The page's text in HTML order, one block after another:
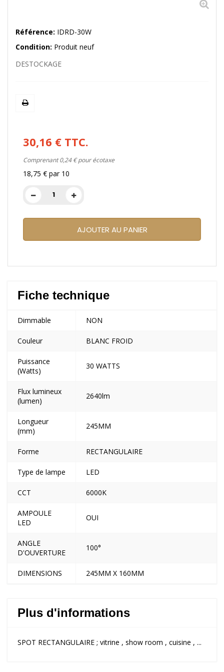
Référence: IDRD-30W
Condition: Produit neuf
DESTOCKAGE
30,16 € TTC.
Comprenant0,24 €pour écotaxe
18,75 € par 10
AJOUTER AU PANIER
Fiche technique
Dimmable NON
Couleur BLANC FROID
Puissance
(Watts)
30 WATTS
Flux lumineux
(lumen)
2640lm
Longueur
(mm)
245MM
Forme RECTANGULAIRE
Type de lampe LED
CCT 6000K
AMPOULE
LED
OUI
ANGLE
D'OUVERTURE
100°
DIMENSIONS 245MM X 160MM
Plus d'informations
SPOT RECTANGULAIRE ; vitrine , show room , cuisine , ...